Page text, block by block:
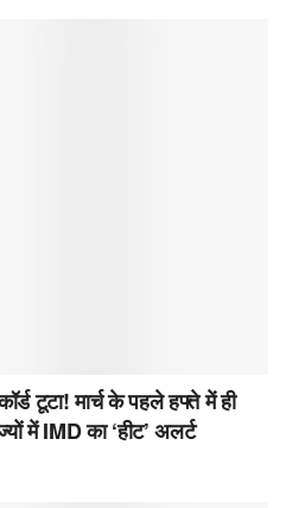
टूटा! मार्च के पहले हफ्ते में ही
में IMD का ‘हीट’ अलर्ट